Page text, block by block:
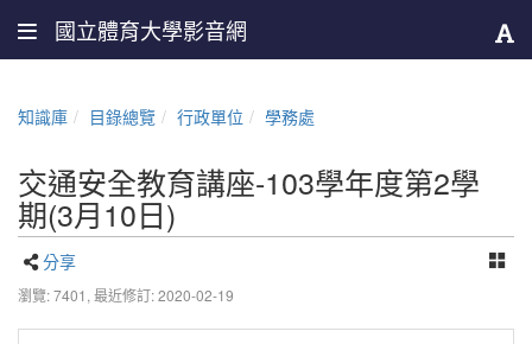
國立體育大學影音網
知識庫 目錄總覽 行政單位 學務處
交通安全教育講座-103學年度第2學
期(3月10日)
分享
瀏覽: 7401, 最近修訂: 2020-02-19